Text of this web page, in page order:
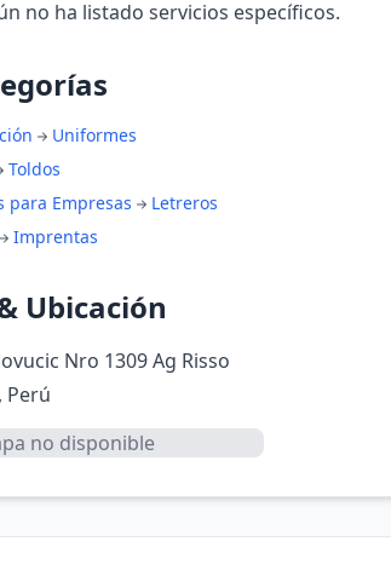
no ha listado servicios específicos.
Uniformes
Toldos
para Empresas
Letreros
Imprentas
Ubicación
Nro 1309 Ag Risso
Perú
no disponible